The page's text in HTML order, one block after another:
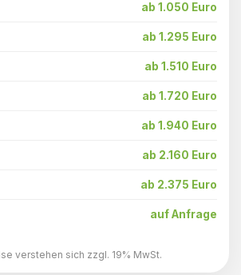
ab 1.050 Euro
ab 1.295 Euro
ab 1.510 Euro
ab 1.720 Euro
ab 1.940 Euro
ab 2.160 Euro
ab 2.375 Euro
auf Anfrage
verstehen sich zzgl. 19% MwSt.